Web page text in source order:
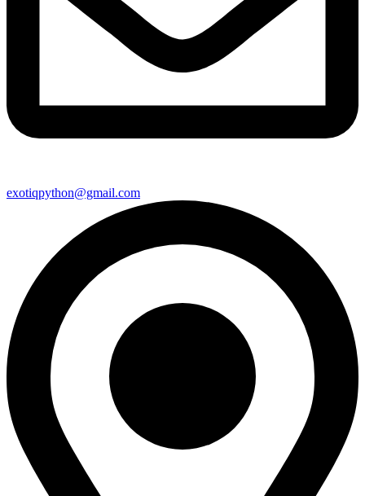
exotiqpython@gmail.com